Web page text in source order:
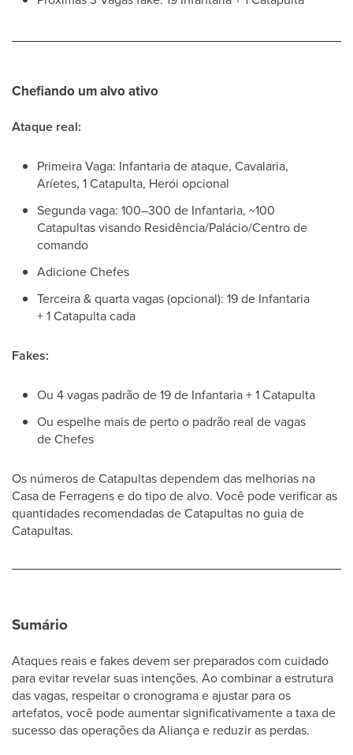
Chefiando um alvo ativo
Ataque real:
Primeira Vaga: Infantaria de ataque, Cavalaria,
Aríetes, 1 Catapulta, Herói opcional
Segunda vaga: 100–300 de Infantaria, ~100
Catapultas visando Residência/Palácio/Centro de
comando
Adicione Chefes
Terceira & quarta vagas (opcional): 19 de Infantaria
+ 1 Catapulta cada
Fakes:
Ou 4 vagas padrão de 19 de Infantaria + 1 Catapulta
Ou espelhe mais de perto o padrão real de vagas
de Chefes
Os números de Catapultas dependem das melhorias na
Casa de Ferragens e do tipo de alvo. Você pode verificar as
quantidades recomendadas de Catapultas no guia de
Catapultas.
Sumário
Ataques reais e fakes devem ser preparados com cuidado
para evitar revelar suas intenções. Ao combinar a estrutura
das vagas, respeitar o cronograma e ajustar para os
artefatos, você pode aumentar significativamente a taxa de
sucesso das operações da Aliança e reduzir as perdas.